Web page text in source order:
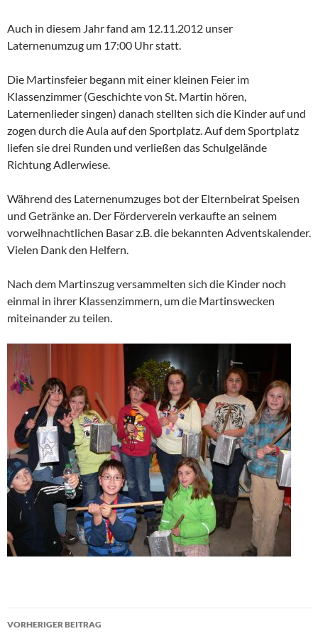
Auch in diesem Jahr fand am 12.11.2012 unser
Laternenumzug um 17:00 Uhr statt.
Die Martinsfeier begann mit einer kleinen Feier im
Klassenzimmer (Geschichte von St. Martin hören,
Laternenlieder singen) danach stellten sich die Kinder auf und
zogen durch die Aula auf den Sportplatz. Auf dem Sportplatz
liefen sie drei Runden und verließen das Schulgelände
Richtung Adlerwiese.
Während des Laternenumzuges bot der Elternbeirat Speisen
und Getränke an. Der Förderverein verkaufte an seinem
vorweihnachtlichen Basar z.B. die bekannten Adventskalender.
Vielen Dank den Helfern.
Nach dem Martinszug versammelten sich die Kinder noch
einmal in ihrer Klassenzimmern, um die Martinswecken
miteinander zu teilen.
Beitragsnavigation
VORHERIGER BEITRAG